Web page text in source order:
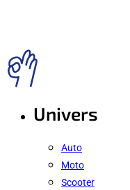
Univers
Auto
Moto
Scooter